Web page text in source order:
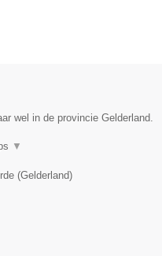
wel in de provincie Gelderland.
▼
(Gelderland)